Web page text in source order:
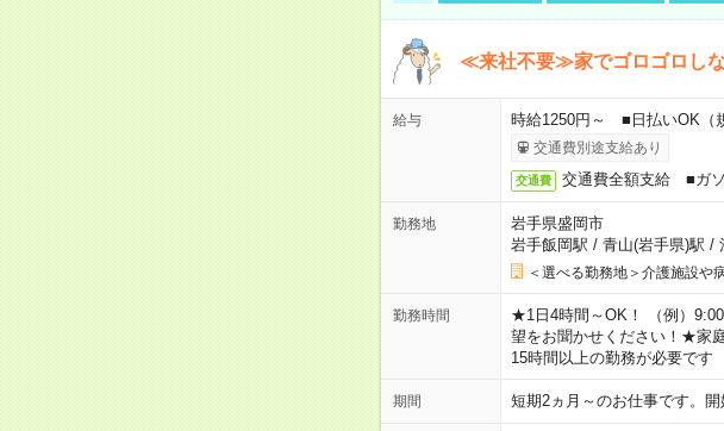
≪来社不要≫家でゴロゴロしな
給与 時給1250円～ ■日払いOK（
交通費別途支給あり
交通費 交通費全額支給 ■ガ
勤務地
岩手県盛岡市
岩手飯岡駅 / 青山(岩手県)駅 /
＜選べる勤務地＞介護施設
勤務時間
★1日4時間～OK！ （例）
望をお聞かせください！★家
15時間以上の勤務が必要です
期間 短期2ヵ月～のお仕事です。